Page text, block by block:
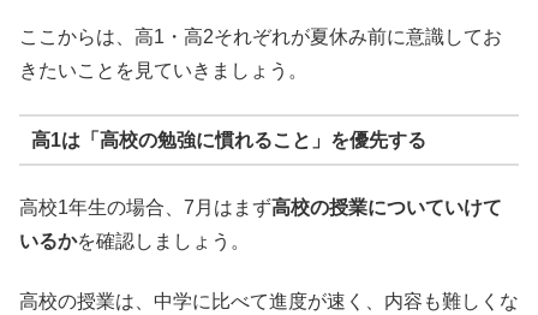
ここからは、高1・高2それぞれが夏休み前に意識してお
きたいことを見ていきましょう。
高1は「高校の勉強に慣れること」を優先する
高校1年生の場合、7月はまず高校の授業についていけて
いるかを確認しましょう。
高校の授業は、中学に比べて進度が速く、内容も難しくな